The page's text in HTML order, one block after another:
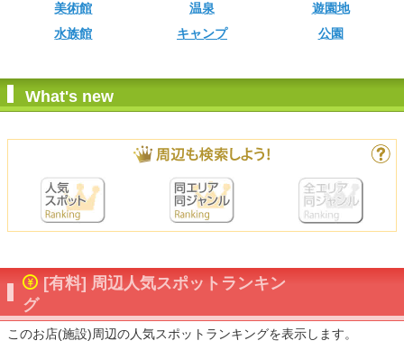
美術館 温泉
遊園地
水族館
キャンプ 公園
What's new
[有料] 周辺人気スポットランキン
グ
このお店(施設)周辺の人気スポットランキングを表示します。